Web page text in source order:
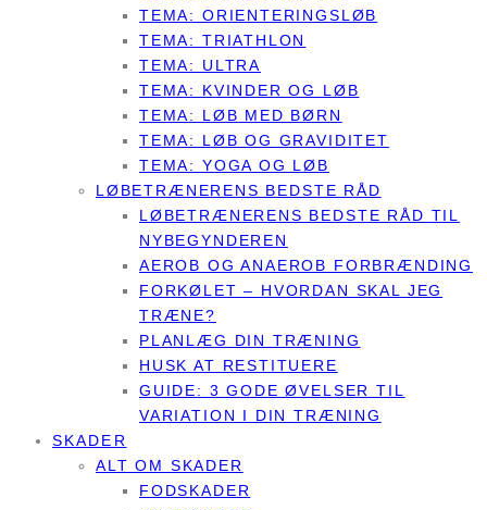
TEMA: ORIENTERINGSLØB
TEMA: TRIATHLON
TEMA: ULTRA
TEMA: KVINDER OG LØB
TEMA: LØB MED BØRN
TEMA: LØB OG GRAVIDITET
TEMA: YOGA OG LØB
LØBETRÆNERENS BEDSTE RÅD
LØBETRÆNERENS BEDSTE RÅD TIL
NYBEGYNDEREN
AEROB OG ANAEROB FORBRÆNDING
FORKØLET – HVORDAN SKAL JEG
TRÆNE?
PLANLÆG DIN TRÆNING
HUSK AT RESTITUERE
GUIDE: 3 GODE ØVELSER TIL
VARIATION I DIN TRÆNING
SKADER
ALT OM SKADER
FODSKADER